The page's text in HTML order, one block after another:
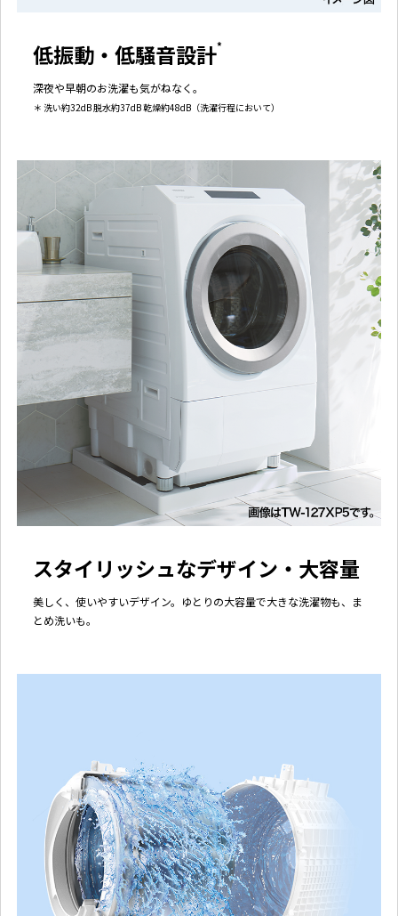
低振動・低騒音設計*
深夜や早朝のお洗濯も気がねなく。
＊ 洗い約32dB 脱水約37dB 乾燥約48dB（洗濯行程において）
スタイリッシュなデザイン・大容量
美しく、使いやすいデザイン。ゆとりの大容量で大きな洗濯物も、ま
とめ洗いも。